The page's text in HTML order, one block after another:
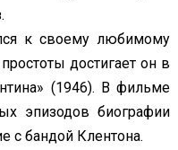
к своему любимому
достигает он в
(1946). В фильме
эпизодов биографии
с бандой Клентона.